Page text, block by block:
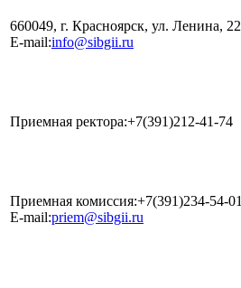
660049, г. Красноярск, ул. Ленина, 22
E-mail:info@sibgii.ru
Приемная ректора:+7(391)212-41-74
Приемная комиссия:+7(391)234-54-01
E-mail:priem@sibgii.ru